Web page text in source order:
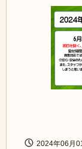
2024年06月